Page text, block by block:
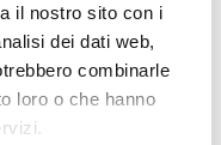
il nostro sito con i
dei dati web,
combinarle
loro o che hanno